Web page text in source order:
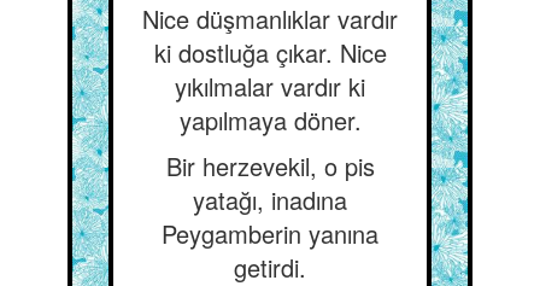
Nice düşmanlıklar vardır
ki dostluğa çıkar. Nice
yıkılmalar vardır ki
yapılmaya döner.
Bir herzevekil, o pis
yatağı, inadına
Peygamberin yanına
getirdi.